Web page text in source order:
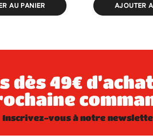
AU PANIER AJOUTER
inscrivez-vous à notre